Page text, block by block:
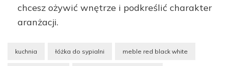
chcesz ożywić wnętrze i podkreślić charakter
aranżacji.
kuchnia łóżka do sypialni meble red black white